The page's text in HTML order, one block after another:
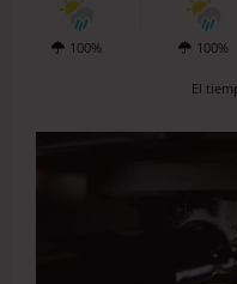
100% 100%
El